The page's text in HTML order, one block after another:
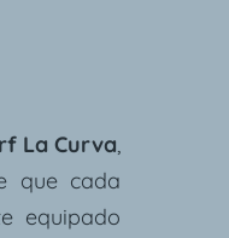
La Curva,
que cada
equipado